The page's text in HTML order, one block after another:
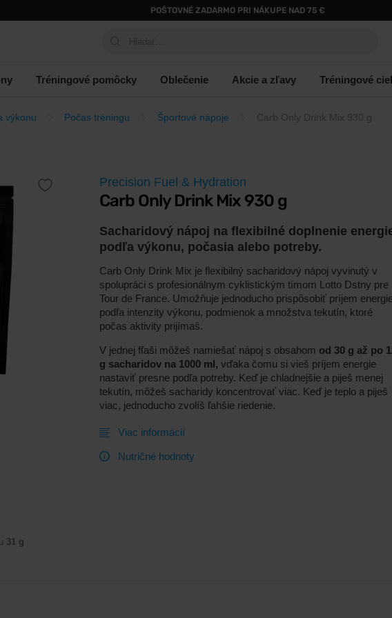
POŠTOVNÉ ZADARMO PRI NÁKUPE NAD 75 €
Tréningové pomôcky Oblečenie Akcie a zľavy Tréningové
výkonu Počas tréningu Športové nápoje Carb Only Drink Mix 930 g
31 g
Precision Fuel & Hydration
Carb Only Drink Mix 930 g
Sacharidový nápoj na flexibilné doplnenie
podľa výkonu, počasia alebo potreby.
Carb Only Drink Mix je flexibilný sacharidový nápoj vyvinutý v
spolupráci s profesionálnym cyklistickým tímom Lotto Dstny pre
Tour de France. Umožňuje jednoducho prispôsobiť príjem
podľa intenzity výkonu, podmienok a množstva tekutín, ktoré
počas aktivity prijímaš.
V jednej fľaši môžeš namiešať nápoj s obsahom od 30 g až po
g sacharidov na 1000 ml, vďaka čomu si vieš príjem energie
nastaviť presne podľa potreby. Keď je chladnejšie a piješ menej
tekutín, môžeš sacharidy koncentrovať viac. Keď je teplo a piješ
viac, jednoducho zvolíš ľahšie riedenie.
Viac informácií
Nutričné hodnoty